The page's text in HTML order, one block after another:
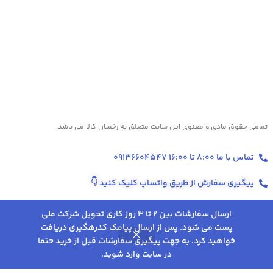
ارسال سفارشات بین 2 تا 3 روز کاری تحویل شرکت ملی
پست می شود. پس از ارسال پیامک کدرهگیری دریافت
خواهید کرد. به جهت پیگیری سفارشات قبل از خرید حتما
در سایت وارد شوید.
تمامی حقوق مادی و معنوی این سایت متعلق به رخسان کالا می باشد.
تماس با ما 8:00 تا 16:00 09136604547
پیگیری سفارش از طریق واتساپ کلیک کنید👇
تخفیف‌ها و پروموشن‌های ویژه در اینستاگرام 👇
ماساژور
سر مدل
1,245,000تومان–
2,058,000تومان
انتخاب
0